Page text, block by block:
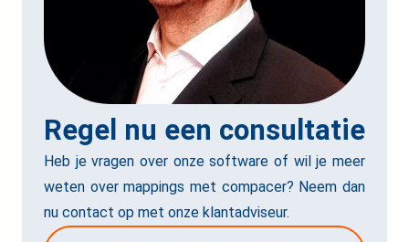
Regel nu een consultatie
Heb je vragen over onze software of wil je meer
weten over mappings met compacer? Neem dan
nu contact op met onze klantadviseur.